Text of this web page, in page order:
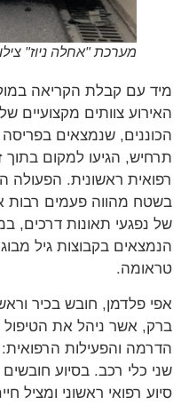
מערכת "אחלה ניוז" צילום
עם קבלת הקריאה במוקדי
צוותים מקצועיים של
שנמצאים בפריסה
הגיעו למקום בתוך
ראשונית. הפעולה
מהווה פעמים רבות את
תאונות דרכים,
בקבוצות גיל מבוגרות
פלדמן, חובש בכיר וראש
אשר ניהל את הטיפול
והפעילות הרפואית:
כלי רכב. בסיוע חובשים
רפואי ראשוני ומציל חיים